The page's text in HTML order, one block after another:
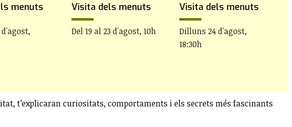
menuts Visita dels menuts
Del 19 al 23 d'agost, 10h
Visita dels menuts
Dilluns 24 d'agost,
18:30h
t’explicaran curiositats, comportaments i els secrets més fascinants